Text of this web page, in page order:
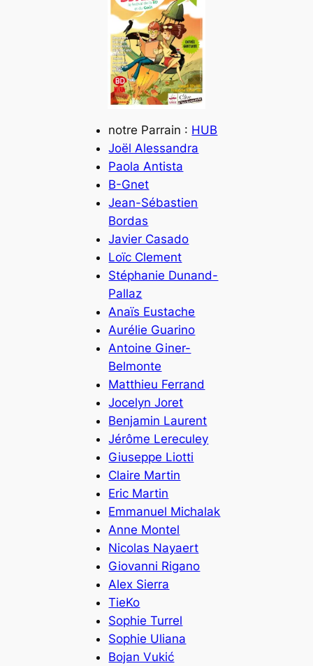
notre Parrain : HUB
Joël Alessandra
Paola Antista
B-Gnet
Jean-Sébastien
Bordas
Javier Casado
Loïc Clement
Stéphanie Dunand-
Pallaz
Anaïs Eustache
Aurélie Guarino
Antoine Giner-
Belmonte
Matthieu Ferrand
Jocelyn Joret
Benjamin Laurent
Jérôme Lereculey
Giuseppe Liotti
Claire Martin
Eric Martin
Emmanuel Michalak
Anne Montel
Nicolas Nayaert
Giovanni Rigano
Alex Sierra
TieKo
Sophie Turrel
Sophie Uliana
Bojan Vukić